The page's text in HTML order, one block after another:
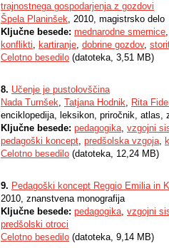
trajnostnega gospodarjenja z gozdovi
Špela Planinšek, 2010, magistrsko delo
Ključne besede: mednarodne smernice
konflikti, kartiranje, dobrine gozdov,
Celotno besedilo (datoteka, 3,51 MB)
8. Učenje je pustolovščina
Nada Turnšek, Tatjana Hodnik, Rita
enciklopedija, leksikon, priročnik, atlas,
Ključne besede: pedagogika, vzgojni
pedagoški koncept, predšolska vzgoja,
Celotno besedilo (datoteka, 12,24 MB)
9. Pedagoški koncept Reggio Emilia in
2010, znanstvena monografija
Ključne besede: pedagogika, vzgojni
predšolski otroci
Celotno besedilo (datoteka, 9,14 MB)